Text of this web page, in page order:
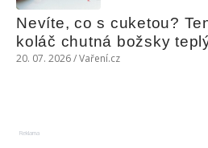
Nevíte, co s cuketou?
koláč chutná božsky
20. 07. 2026 / Vaření.cz
Reklama